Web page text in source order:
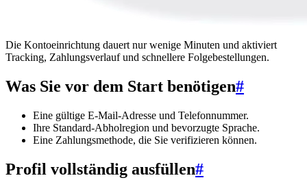
Die Kontoeinrichtung dauert nur wenige Minuten und aktiviert
Tracking, Zahlungsverlauf und schnellere Folgebestellungen.
Was Sie vor dem Start benötigen#
Eine gültige E-Mail-Adresse und Telefonnummer.
Ihre Standard-Abholregion und bevorzugte Sprache.
Eine Zahlungsmethode, die Sie verifizieren können.
Profil vollständig ausfüllen#